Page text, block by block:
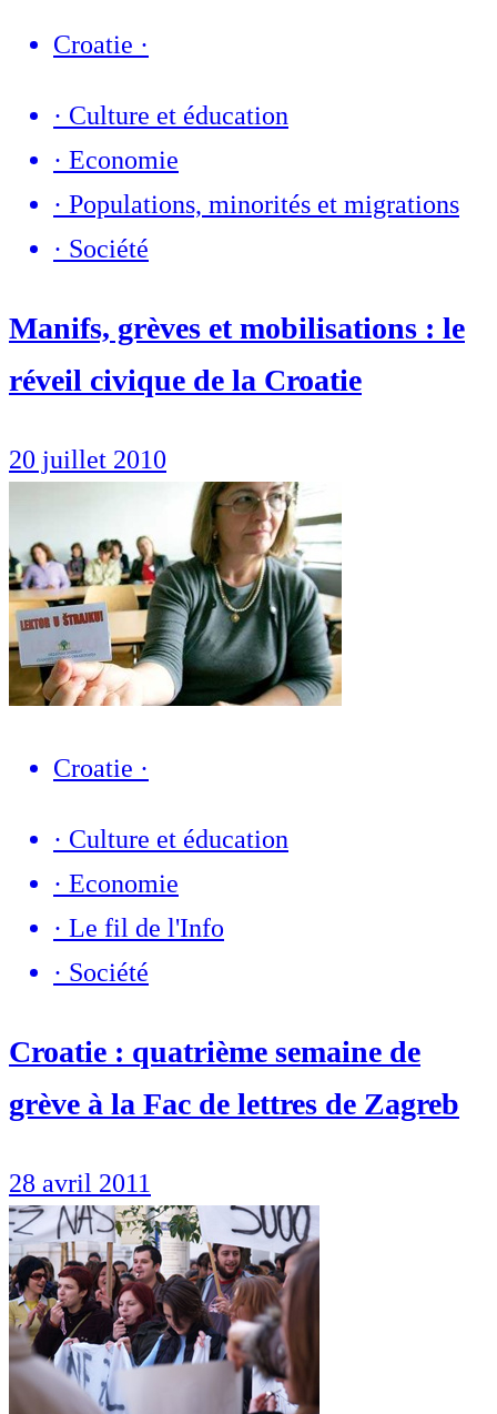
Croatie ·
· Culture et éducation
· Economie
· Populations, minorités et migrations
· Société
Manifs, grèves et mobilisations : le
réveil civique de la Croatie
20 juillet 2010
Croatie ·
· Culture et éducation
· Economie
· Le fil de l'Info
· Société
Croatie : quatrième semaine de
grève à la Fac de lettres de Zagreb
28 avril 2011